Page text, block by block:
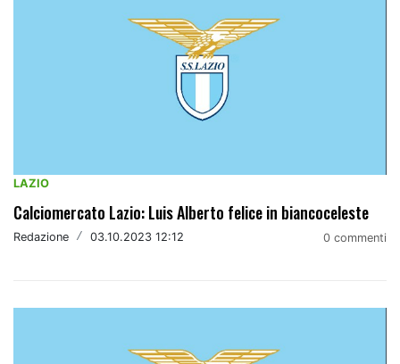
LAZIO
Calciomercato Lazio: Luis Alberto felice in biancoceleste
Redazione / 03.10.2023 12:12 0 commenti